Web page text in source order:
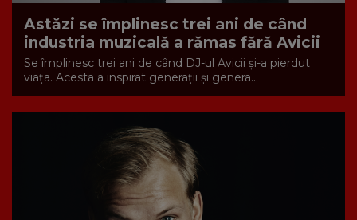
Astăzi se împlinesc trei ani de când
industria muzicală a rămas fără Avicii
Se împlinesc trei ani de când DJ-ul Avicii și-a pierdut
viața. Acesta a inspirat generații și genera...